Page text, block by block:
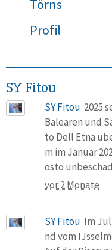
Törns
Profil
SY Fitou
SY Fitou 2025
Balearen und
to Dell Etna
m im Januar
osto
vor 2 Monate
SY Fitou Im
nd vom